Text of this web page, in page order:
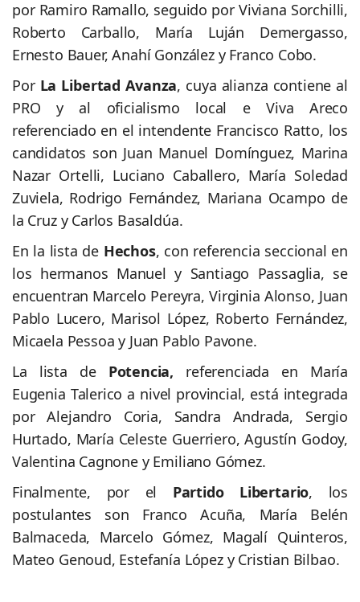
por Ramiro Ramallo, seguido por Viviana Sorchilli,
Roberto Carballo, María Luján Demergasso,
Ernesto Bauer, Anahí González y Franco Cobo.
PorLa Libertad Avanza, cuya alianza contiene al
PRO y al oficialismo local e Viva Areco
referenciado en el intendente Francisco Ratto, los
candidatos son Juan Manuel Domínguez, Marina
Nazar Ortelli, Luciano Caballero, María Soledad
Zuviela, Rodrigo Fernández, Mariana Ocampo de
la Cruz y Carlos Basaldúa.
En la lista de Hechos, con referencia seccional en
los hermanos Manuel y Santiago Passaglia, se
encuentran Marcelo Pereyra, Virginia Alonso, Juan
Pablo Lucero, Marisol López, Roberto Fernández,
Micaela Pessoa y Juan Pablo Pavone.
La lista de Potencia, referenciada en María
Eugenia Talerico a nivel provincial, está integrada
por Alejandro Coria, Sandra Andrada, Sergio
Hurtado, María Celeste Guerriero, Agustín Godoy,
Valentina Cagnone y Emiliano Gómez.
Finalmente, por el Partido Libertario, los
postulantes son Franco Acuña, María Belén
Balmaceda, Marcelo Gómez, Magalí Quinteros,
Mateo Genoud, Estefanía López y Cristian Bilbao.